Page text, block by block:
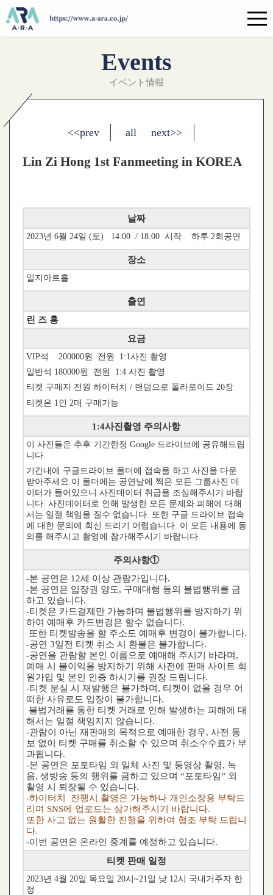
Events
イベント情報
<<prev all next>>
Lin Zi Hong 1st Fanmeeting in KOREA
날짜
2023년 6월 24일 (토) 14:00 / 18:00 시작 하루 2회공연
장소
일지아트홀
출연
린 즈 홍
요금
VIP석 200000원 전원 1:1사진 촬영
일반석 180000원 전원 1:4 사진 촬영
티켓 구매자 전원 하이터치 / 랜덤으로 폴라로이드 20장
티켓은 1인 2매 구매가능
1:4사진촬영 주의사항
이 사진들은 추후 기간한정 Google 드라이브에 공유해드립
니다.
기간내에 구글드라이브 폴더에 접속을 하고 사진을 다운
받아주세요.이 폴더에는 공연날에 찍은 모든 그룹사진 데
이터가 들어있으니 사진데이터 취급을 조심해주시기 바랍
니다. 사진데이터로 인해 발생한 모든 문제와 피해에 대해
서는 일절 책임을 질수 없습니다. 또한 구글 드라이브 접속
에 대한 문의에 회신 드리기 어렵습니다. 이 모든 내용에 동
의를 해주시고 촬영에 참가해주시기 바랍니다.
주의사항①
-본 공연은 12세 이상 관람가입니다.
-본 공연은 입장권 양도, 구매대행 등의 불법행위를 금
하고 있습니다.
-티켓은 카드결제만 가능하며 불법행위를 방지하기 위
하여 예매후 카드변경은 할수 없습니다.
또한 티켓발송을 할 주소도 예매후 변경이 불가합니다.
-공연 3일전 티켓 취소 시 환불은 불가합니다.
-공연을 관람할 본인 이름으로 예매해 주시기 바라며,
예매 시 불이익을 방지하기 위해 사전에 판매 사이트 회
원가입 및 본인 인증 하시기를 권장 드립니다.
-티켓 분실 시 재발행은 불가하며, 티켓이 없을 경우 어
떠한 사유로도 입장이 불가합니다.
불법거래를 통한 티켓 거래로 인해 발생하는 피해에 대
해서는 일절 책임지지 않습니다.
-관람이 아닌 재판매의 목적으로 예매한 경우, 사전 통
보 없이 티켓 구매를 취소할 수 있으며 취소수수료가 부
과됩니다.
-본 공연은 포토타임 외 일체 사진 및 동영상 촬영, 녹
음, 생방송 등의 행위를 금하고 있으며 “포토타임” 외
촬영 시 퇴장될 수 있습니다.
-하이터치 진행시 촬영은 가능하나 개인소장용 부탁드
리며 SNS에 업로드는 삼가해주시기 바랍니다.
또한 사고 없는 원활한 진행을 위하여 협조 부탁 드립니
다.
-이번 공연은 온라인 중계를 예정하고 있습니다.
티켓 판매 일정
2023년 4월 20일 목요일 20시~21일 낮 12시 국내거주자 한
정